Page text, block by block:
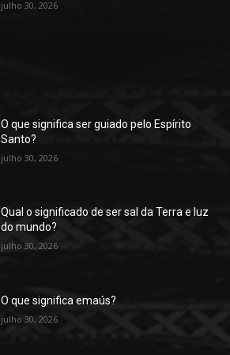
julho 30, 2026
O que significa ser guiado pelo Espírito
Santo?
julho 30, 2026
Qual o significado de ser sal da Terra e luz
do mundo?
julho 30, 2026
O que significa emaús?
julho 30, 2026